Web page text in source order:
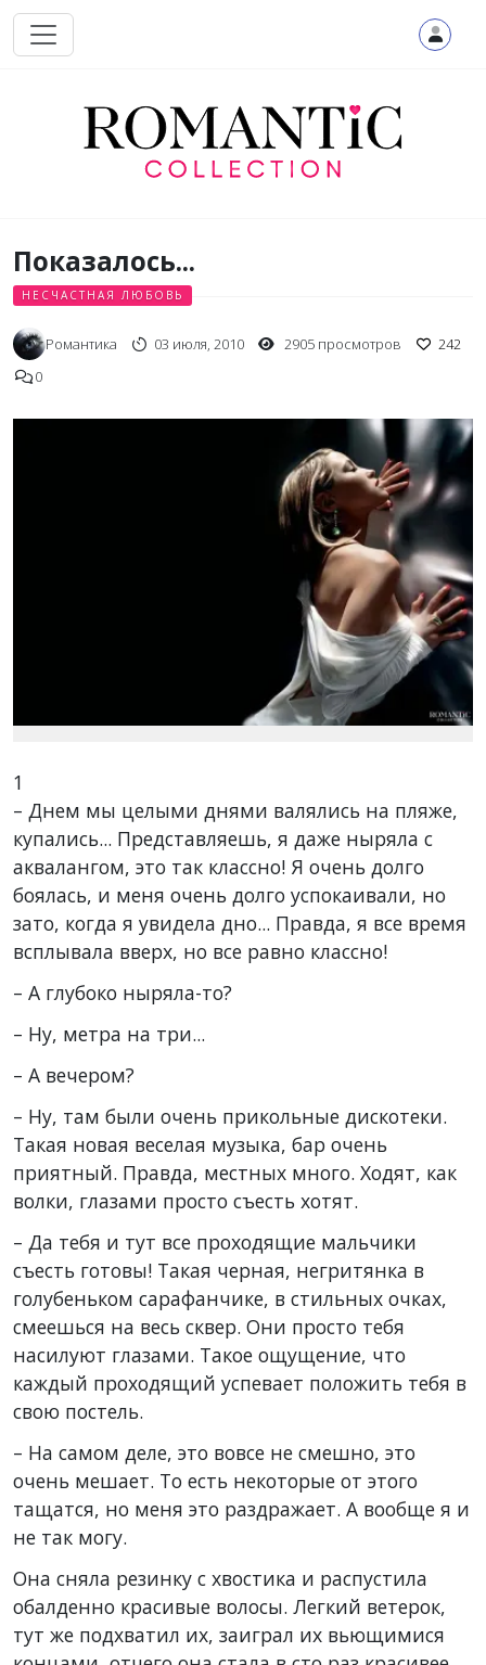
Перейти к основному содержанию
Показалось...
НЕСЧАСТНАЯ ЛЮБОВЬ
Романтика 03 июля, 2010 2905 просмотров
242
0
1
– Днем мы целыми днями валялись на пляже,
купались... Представляешь, я даже ныряла с
аквалангом, это так классно! Я очень долго
боялась, и меня очень долго успокаивали, но
зато, когда я увидела дно... Правда, я все время
всплывала вверх, но все равно классно!
– А глубоко ныряла-то?
– Ну, метра на три...
– А вечером?
– Ну, там были очень прикольные дискотеки.
Такая новая веселая музыка, бар очень
приятный. Правда, местных много. Ходят, как
волки, глазами просто съесть хотят.
– Да тебя и тут все проходящие мальчики
съесть готовы! Такая черная, негритянка в
голубеньком сарафанчике, в стильных очках,
смеешься на весь сквер. Они просто тебя
насилуют глазами. Такое ощущение, что
каждый проходящий успевает положить тебя в
свою постель.
– На самом деле, это вовсе не смешно, это
очень мешает. То есть некоторые от этого
тащатся, но меня это раздражает. А вообще я и
не так могу.
Она сняла резинку с хвостика и распустила
обалденно красивые волосы. Легкий ветерок,
тут же подхватил их, заиграл их вьющимися